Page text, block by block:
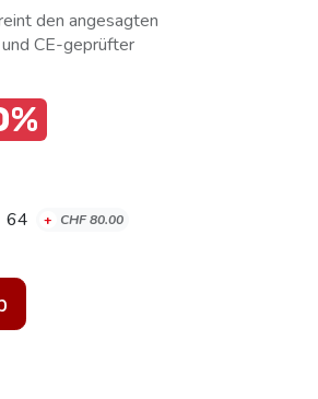
den angesagten
CE-geprüfter
64 + CHF80.00